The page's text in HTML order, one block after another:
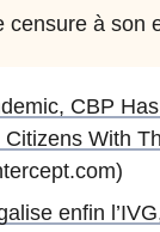
censure à son
CBP
With
enfin